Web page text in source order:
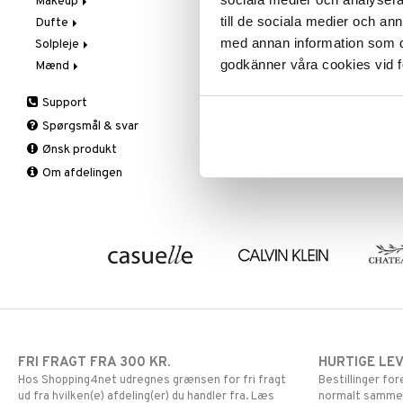
till de sociala medier och
med annan information som
godkänner våra cookies vid
Trin 3: Fugt
Fugtpleje
Hånd- og kropspleje
Øjen- og læbepleje
Serum
Blush
Bryn
Concealer
Foundation
Læbestift
Lipgloss
Lipliner
Dufte
Aromatics Elixir
Calyx
Clinique Happy For Men
Solpleje
Solbeskyttelse
Mænd
Barbering og rens
Eksfoliering
Fugt og beskyttelse
Hudpleje
Support
Spørgsmål & svar
Ønsk produkt
Om afdelingen
FRI FRAGT FRA 300 KR.
Hos Shopping4net udregnes grænsen for fri fragt
ud fra hvilken(e) afdeling(er) du handler fra. Læs
HURTIGE
Bestillinger
normalt